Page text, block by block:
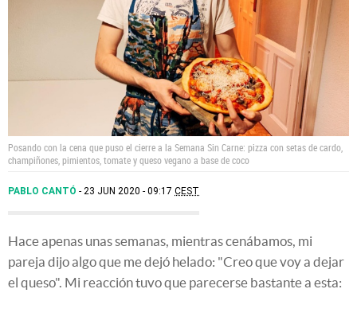
Posando con la cena que puso el cierre a la Semana Sin Carne: pizza con setas de cardo,
champiñones, pimientos, tomate y queso vegano a base de coco
PABLO CANTÓ 23 JUN 2020 - 09:17 CEST
Hace apenas unas semanas, mientras cenábamos, mi
pareja dijo algo que me dejó helado: "Creo que voy a dejar
el queso". Mi reacción tuvo que parecerse bastante a esta: